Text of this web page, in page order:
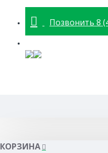
Позвонить 8
КОРЗИНА